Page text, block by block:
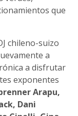
que
chileno-suizo
a
a disfrutar
exponentes
Arapu,
Dani